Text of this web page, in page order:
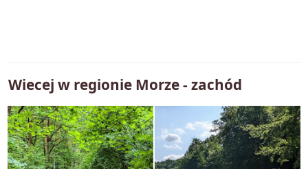
Wiecej w regionie Morze - zachód